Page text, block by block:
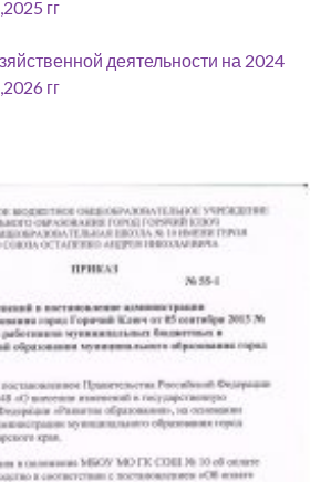
гг
деятельности на 2024
гг